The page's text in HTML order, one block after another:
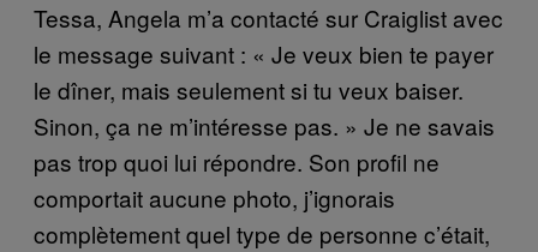
Tessa, Angela m’a contacté sur Craiglist avec
le message suivant : « Je veux bien te payer
le dîner, mais seulement si tu veux baiser.
Sinon, ça ne m’intéresse pas. » Je ne savais
pas trop quoi lui répondre. Son profil ne
comportait aucune photo, j’ignorais
complètement quel type de personne c’était,